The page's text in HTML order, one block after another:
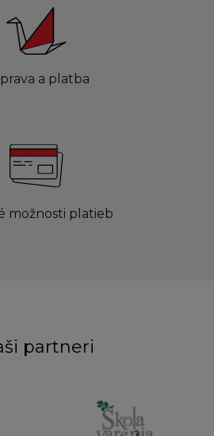
a platba
možnosti platieb
partneri